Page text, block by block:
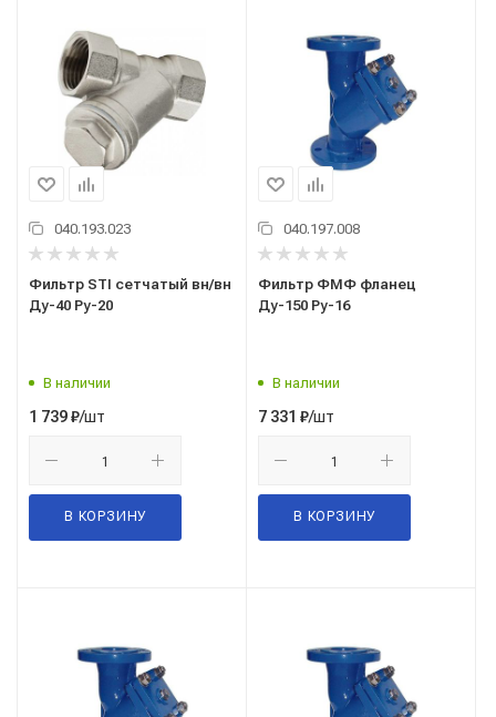
040.193.023
Фильтр STI сетчатый вн/вн
Ду-40 Ру-20
В наличии
1 739₽/шт
В КОРЗИНУ
040.197.008
Фильтр ФМФ фланец
Ду-150 Ру-16
В наличии
7 331 ₽/шт
В КОРЗИНУ